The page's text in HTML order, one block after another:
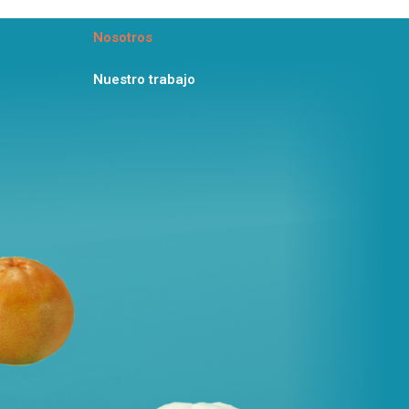
Nosotros
Nuestro trabajo